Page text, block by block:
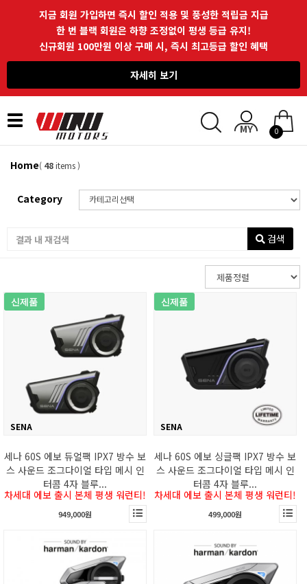
지금 회원 가입하면 즉시 할인 적용 및 풍성한 적립금 지급
한 번 블랙 회원은 하향 조정없이 평생 등급 유지!
신규회원 100만원 이상 구매 시, 즉시 최고등급 할인 혜택
자세히 보기
Toggle
navigation
0
Home( 48items )
Category
검색
신제품
SENA
세나 60S 에보 듀얼팩 IPX7 방수 보
스 사운드 조그다이얼 타입 메시 인
터콤 4자 블루...
차세대 에보 출시 본체 평생 워런티!
949,000원
신제품
SENA
세나 60S 에보 싱글팩 IPX7 방수 보
스 사운드 조그다이얼 타입 메시 인
터콤 4자 블루...
차세대 에보 출시 본체 평생 워런티!
499,000원